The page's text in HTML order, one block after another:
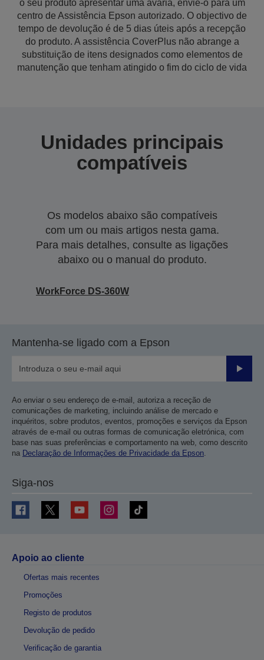
o seu produto apresentar uma avaria, envie-o para um
centro de Assistência Epson autorizado. O objectivo de
tempo de devolução é de 5 dias úteis após a recepção
do produto. A assistência CoverPlus não abrange a
substituição de itens designados como elementos de
manutenção que tenham atingido o fim do ciclo de vida
Unidades principais
compatíveis
Os modelos abaixo são compatíveis
com um ou mais artigos nesta gama.
Para mais detalhes, consulte as ligações
abaixo ou o manual do produto.
WorkForce DS-360W
Mantenha-se ligado com a Epson
Enviar
Ao enviar o seu endereço de e-mail, autoriza a receção de
comunicações de marketing, incluindo análise de mercado e
inquéritos, sobre produtos, eventos, promoções e serviços da Epson
através de e-mail ou outras formas de comunicação eletrónica, com
base nas suas preferências e comportamento na web, como descrito
na Declaração de Informações de Privacidade da Epson.
Siga-nos
Apoio ao cliente
Ofertas mais recentes
Promoções
Registo de produtos
Devolução de pedido
Verificação de garantia